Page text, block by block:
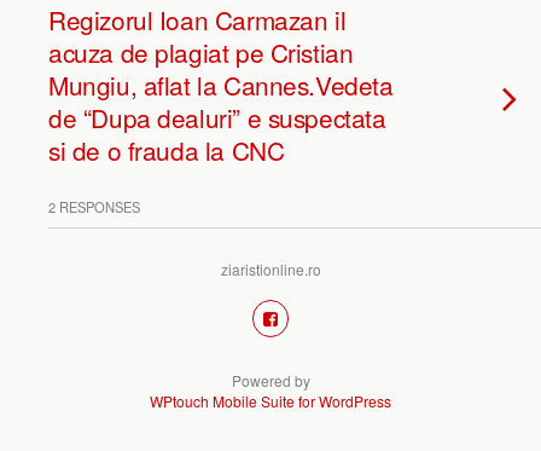
Regizorul Ioan Carmazan il
acuza de plagiat pe Cristian
Mungiu, aflat la Cannes.Vedeta
de “Dupa dealuri” e suspectata
si de o frauda la CNC
2 RESPONSES
ziaristionline.ro
Powered by
WPtouch Mobile Suite for WordPress